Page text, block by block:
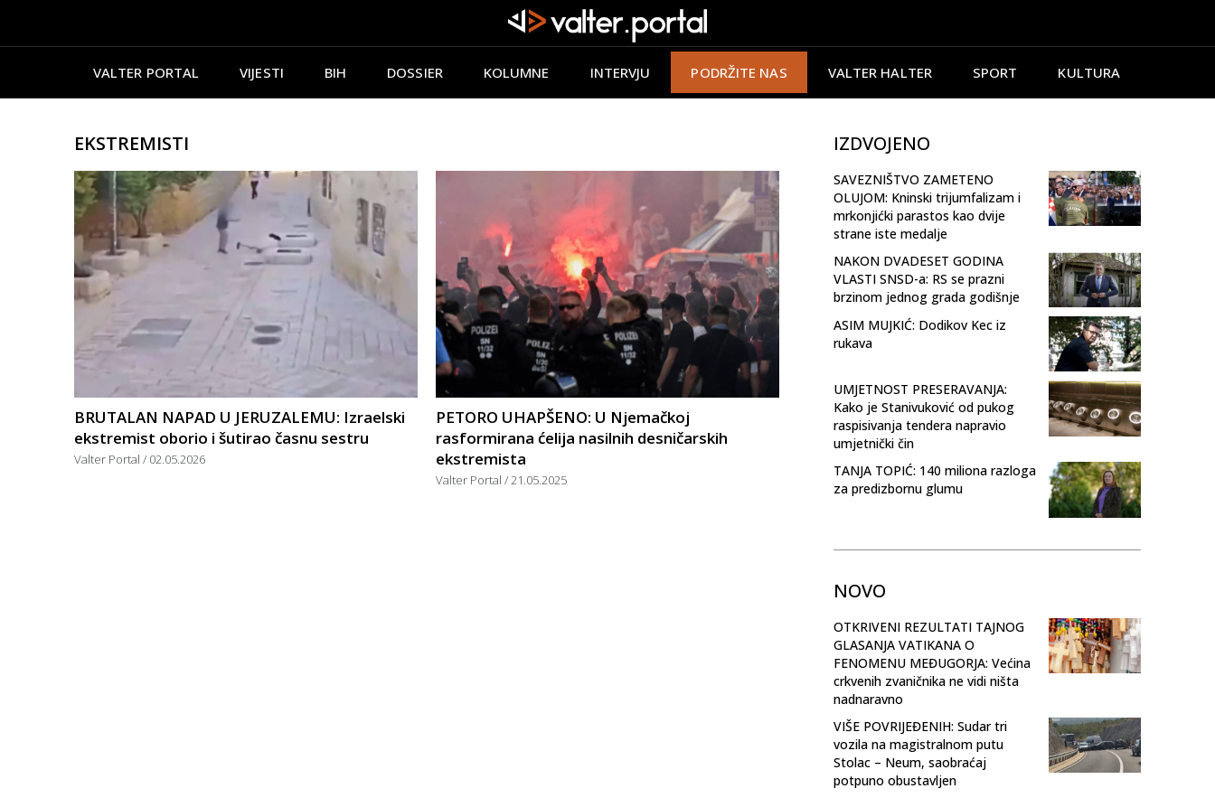
VALTER PORTAL VIJESTI BIH DOSSIER KOLUMNE INTERVJU PODRŽITE NAS VALTER HALTER SPORT KULTURA
EKSTREMISTI
BRUTALAN NAPAD U JERUZALEMU: Izraelski
ekstremist oborio i šutirao časnu sestru
Valter Portal 02.05.2026
PETORO UHAPŠENO: U Njemačkoj
rasformirana ćelija nasilnih desničarskih
ekstremista
Valter Portal 21.05.2025
IZDVOJENO
SAVEZNIŠTVO ZAMETENO
OLUJOM: Kninski trijumfalizam i
mrkonjićki parastos kao dvije
strane iste medalje
NAKON DVADESET GODINA
VLASTI SNSD-a: RS se prazni
brzinom jednog grada godišnje
ASIM MUJKIĆ: Dodikov Kec iz
rukava
UMJETNOST PRESERAVANJA:
Kako je Stanivuković od pukog
raspisivanja tendera napravio
umjetnički čin
TANJA TOPIĆ: 140 miliona razloga
za predizbornu glumu
NOVO
OTKRIVENI REZULTATI TAJNOG
GLASANJA VATIKANA O
FENOMENU MEĐUGORJA: Većina
crkvenih zvaničnika ne vidi ništa
nadnaravno
VIŠE POVRIJEĐENIH: Sudar tri
vozila na magistralnom putu
Stolac – Neum, saobraćaj
potpuno obustavljen